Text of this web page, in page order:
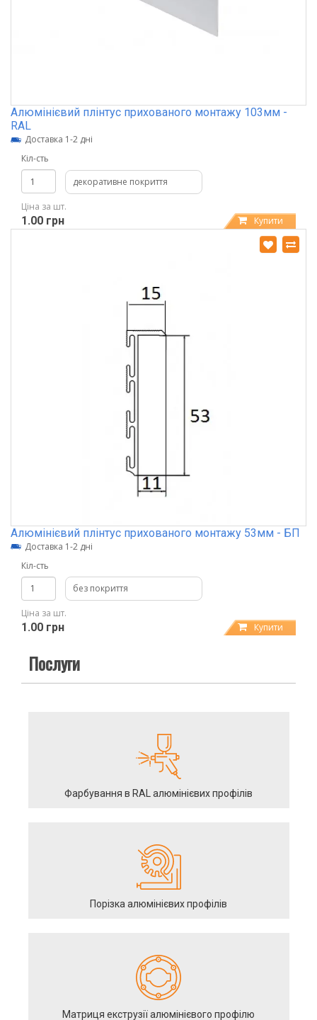
Алюмінієвий плінтус прихованого монтажу 103мм -
RAL
Доставка 1-2 дні
Кіл-сть
декоративне покриття
Ціна за шт.
1.00 грн Купити
Алюмінієвий плінтус прихованого монтажу 53мм - БП
Доставка 1-2 дні
Кіл-сть
без покриття
Ціна за шт.
1.00 грн Купити
Послуги
Фарбування в RAL алюмінієвих профілів
Порізка алюмінієвих профілів
Матриця екструзії алюмінієвого профілю